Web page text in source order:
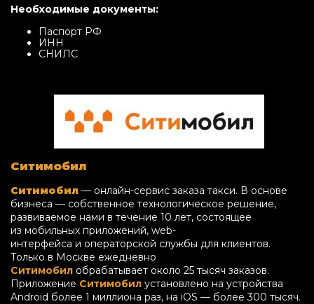
Необходимые документы:
Паспорт РФ
ИНН
СНИЛС
Ситимобил
Ситимобил — онлайн-сервис заказа такси. В основе
бизнеса — собственное технологическое решение,
развиваемое нами в течение 10 лет, состоящее
из мобильных приложений, web-
интерфейса и операторской службы для клиентов.
Только в Москве ежедневно
Ситимобил обрабатывает около 25 тысяч заказов.
Приложение Ситимобил установлено на устройства
Android более 1 миллиона раз, на iOS — более 300 тысяч.